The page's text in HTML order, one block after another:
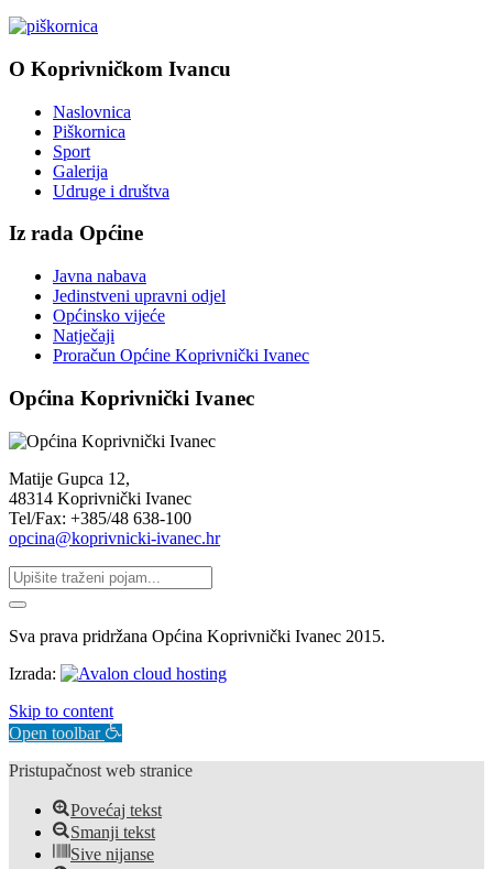
O Koprivničkom Ivancu
Naslovnica
Piškornica
Sport
Galerija
Udruge i društva
Iz rada Općine
Javna nabava
Jedinstveni upravni odjel
Općinsko vijeće
Natječaji
Proračun Općine Koprivnički Ivanec
Općina Koprivnički Ivanec
Matije Gupca 12,
48314 Koprivnički Ivanec
Tel/Fax: +385/48 638-100
opcina@koprivnicki-ivanec.hr
Sva prava pridržana Općina Koprivnički Ivanec 2015.
Izrada:
Skip to content
Open toolbar
Pristupačnost web stranice
Povećaj tekst
Smanji tekst
Sive nijanse